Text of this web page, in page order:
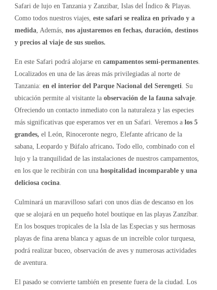
Safari de lujo en Tanzania y Zanzibar, Islas del Índico & Playas.
Como todos nuestros viajes, este safari se realiza en privado y a
medida, Además, nos ajustaremos en fechas, duración, destinos
y precios al viaje de sus sueños.
En este Safari podrá alojarse en campamentos semi-permanentes.
Localizados en una de las áreas más privilegiadas al norte de
Tanzania: en el interior del Parque Nacional del Serengeti. Su
ubicación permite al visitante la observación de la fauna salvaje.
Ofreciendo un contacto inmediato con la naturaleza y las especies
más significativas que esperamos ver en un Safari. Veremos a los 5
grandes, el León, Rinoceronte negro, Elefante africano de la
sabana, Leopardo y Búfalo africano. Todo ello, combinado con el
lujo y la tranquilidad de las instalaciones de nuestros campamentos,
en los que le recibirán con una hospitalidad incomparable y una
deliciosa cocina.
Culminará un maravilloso safari con unos días de descanso en los
que se alojará en un pequeño hotel boutique en las playas Zanzíbar.
En los bosques tropicales de la Isla de las Especias y sus hermosas
playas de fina arena blanca y aguas de un increíble color turquesa,
podrá realizar buceo, observación de aves y numerosas actividades
de aventura.
El pasado se convierte también en presente fuera de la ciudad. Los